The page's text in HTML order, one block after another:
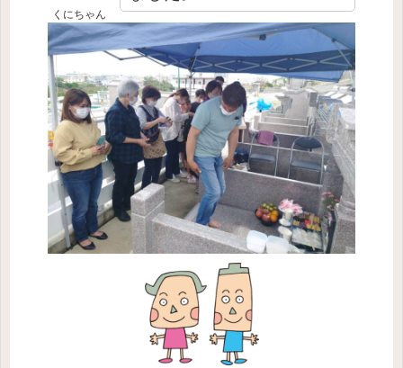
くにちゃん